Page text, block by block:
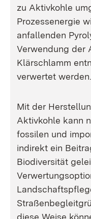
zu Aktivkohle
Prozessenergie
anfallenden
Verwendung der
Klärschlamm
verwertet werden.
Mit der
Aktivkohle kann
fossilen und
indirekt ein
Biodiversität
diese Weise